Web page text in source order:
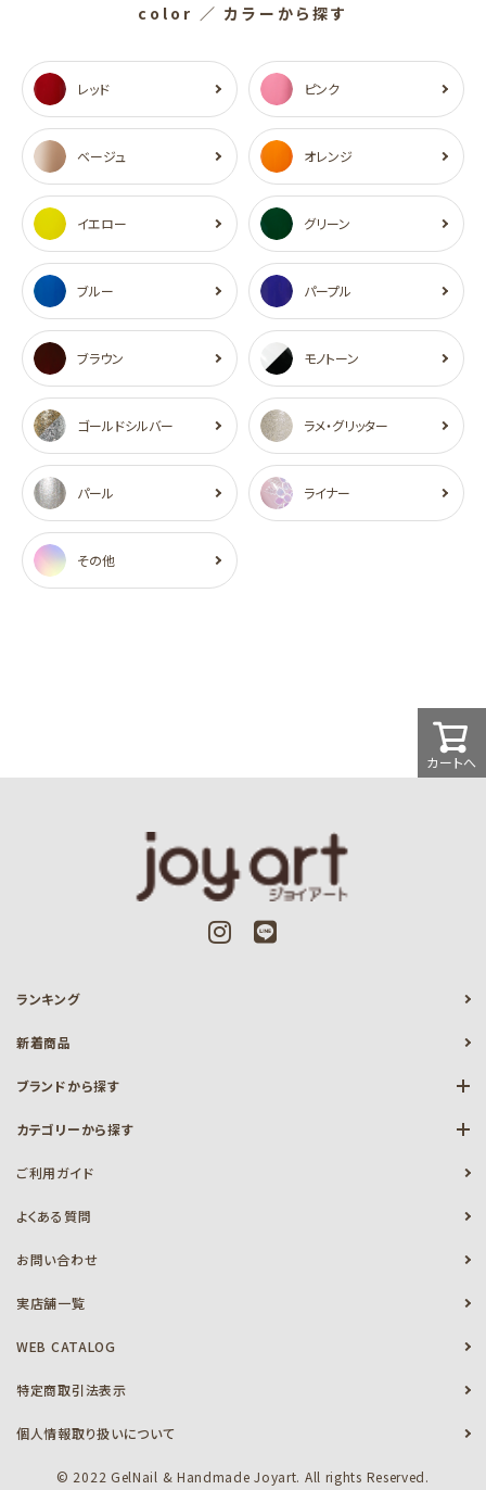
color ／ カラーから探す
レッド ピンク
ベージュ オレンジ
イエロー グリーン
ブルー パープル
ブラウン モノトーン
ゴールドシルバー ラメ・グリッター
パール ライナー
その他
カートへ
ランキング
新着商品
ブランドから探す
カテゴリーから探す
ご利用ガイド
よくある質問
お問い合わせ
実店舗一覧
WEB CATALOG
特定商取引法表示
個人情報取り扱いについて
© 2022 GelNail & Handmade Joyart. All rights Reserved.